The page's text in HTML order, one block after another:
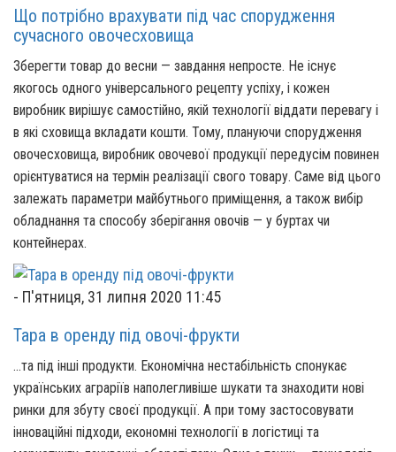
Що потрібно врахувати під час спорудження
сучасного овочесховища
Зберегти товар до весни — завдання непросте. Не існує
якогось одного універсального рецепту успіху, і кожен
виробник вирішує самостійно, якій технології віддати перевагу і
в які сховища вкладати кошти. Тому, плануючи спорудження
овочесховища, виробник овочевої продукції передусім повинен
орієнтуватися на термін реалізації свого товару. Саме від цього
залежать параметри майбутнього приміщення, а також вибір
обладнання та способу зберігання овочів — у буртах чи
контейнерах.
- П'ятниця, 31 липня 2020 11:45
Тара в оренду під овочі-фрукти
…та під інші продукти. Економічна нестабільність спонукає
українських аграріїв наполегливіше шукати та знаходити нові
ринки для збуту своєї продукції. А при тому застосовувати
інноваційні підходи, економні технології в логістиці та